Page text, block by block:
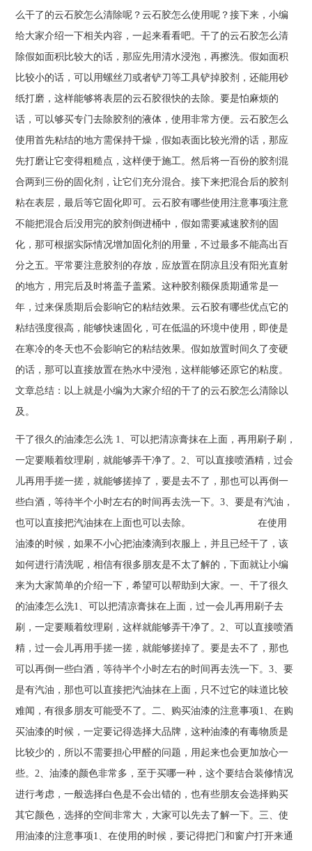
么干了的云石胶怎么清除呢？云石胶怎么使用呢？接下来，小编
给大家介绍一下相关内容，一起来看看吧。干了的云石胶怎么清
除假如面积比较大的话，那应先用清水浸泡，再擦洗。假如面积
比较小的话，可以用螺丝刀或者铲刀等工具铲掉胶剂，还能用砂
纸打磨，这样能够将表层的云石胶很快的去除。要是怕麻烦的
话，可以够买专门去除胶剂的液体，使用非常方便。云石胶怎么
使用首先粘结的地方需保持干燥，假如表面比较光滑的话，那应
先打磨让它变得粗糙点，这样便于施工。然后将一百份的胶剂混
合两到三份的固化剂，让它们充分混合。接下来把混合后的胶剂
粘在表层，最后等它固化即可。云石胶有哪些使用注意事项注意
不能把混合后没用完的胶剂倒进桶中，假如需要减速胶剂的固
化，那可根据实际情况增加固化剂的用量，不过最多不能高出百
分之五。平常要注意胶剂的存放，应放置在阴凉且没有阳光直射
的地方，用完后及时将盖子盖紧。这种胶剂额保质期通常是一
年，过来保质期后会影响它的粘结效果。云石胶有哪些优点它的
粘结强度很高，能够快速固化，可在低温的环境中使用，即使是
在寒冷的冬天也不会影响它的粘结效果。假如放置时间久了变硬
的话，那可以直接放置在热水中浸泡，这样能够还原它的粘度。
文章总结：以上就是小编为大家介绍的干了的云石胶怎么清除以
及。
干了很久的油漆怎么洗 1、可以把清凉膏抹在上面，再用刷子刷，
一定要顺着纹理刷，就能够弄干净了。2、可以直接喷酒精，过会
儿再用手搓一搓，就能够搓掉了，要是去不了，那也可以再倒一
些白酒，等待半个小时左右的时间再去洗一下。3、要是有汽油，
也可以直接把汽油抹在上面也可以去除。 在使用
油漆的时候，如果不小心把油漆滴到衣服上，并且已经干了，该
如何进行清洗呢，相信有很多朋友是不太了解的，下面就让小编
来为大家简单的介绍一下，希望可以帮助到大家。一、干了很久
的油漆怎么洗1、可以把清凉膏抹在上面，过一会儿再用刷子去
刷，一定要顺着纹理刷，这样就能够弄干净了。2、可以直接喷酒
精，过一会儿再用手搓一搓，就能够搓掉了。要是去不了，那也
可以再倒一些白酒，等待半个小时左右的时间再去洗一下。3、要
是有汽油，那也可以直接把汽油抹在上面，只不过它的味道比较
难闻，有很多朋友可能受不了。二、购买油漆的注意事项1、在购
买油漆的时候，一定要记得选择大品牌，这种油漆的有毒物质是
比较少的，所以不需要担心甲醛的问题，用起来也会更加放心一
些。2、油漆的颜色非常多，至于买哪一种，这个要结合装修情况
进行考虑，一般选择白色是不会出错的，也有些朋友会选择购买
其它颜色，选择的空间非常大，大家可以先去了解一下。三、使
用油漆的注意事项1、在使用的时候，要记得把门和窗户打开来通